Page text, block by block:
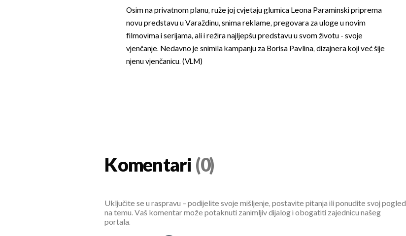
Osim na privatnom planu, ruže joj cvjetaju glumica Leona Paraminski priprema
novu predstavu u Varaždinu, snima reklame, pregovara za uloge u novim
filmovima i serijama, ali i režira najljepšu predstavu u svom životu - svoje
vjenčanje. Nedavno je snimila kampanju za Borisa Pavlina, dizajnera koji već šije
njenu vjenčanicu. (VLM)
Komentari (0)
Uključite se u raspravu – podijelite svoje mišljenje, postavite pitanja ili ponudite svoj pogled
na temu. Vaš komentar može potaknuti zanimljiv dijalog i obogatiti zajednicu našeg
portala.